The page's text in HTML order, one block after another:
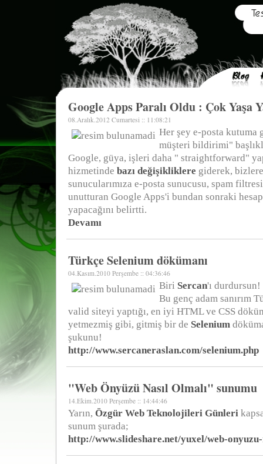
Google Apps Paralı Oldu : Çok Yaşa
08.Aralık.2012 Cumartesi :: 11:08:21
Her şey e-posta kutuma
müşteri bildirimi"
Google, güya, işleri daha " straightforward"
hizmetinde bazı değişikliklere giderek,
sunucularımıza e-posta sunucusu, spam
unutturan Google Apps'i bundan sonraki
yapacağını belirtti.
Devamı
Türkçe Selenium dökümanı
04.Kasım.2010 Perşembe :: 04:36:46
Biri Sercan'ı durdursun!
Bu genç adam sanırım
valid siteyi yaptığı, en iyi HTML ve CSS
yetmezmiş gibi, gitmiş bir de Selenium
şukunu!
http://www.sercaneraslan.com/selenium.php
"Web Önyüzü Nasıl Olmalı" sunumu
14.Ekim.2010 Perşembe :: 14:44:46
Yarın, Özgür Web Teknolojileri Günleri
sunum şurada;
http://www.slideshare.net/yuxel/web-